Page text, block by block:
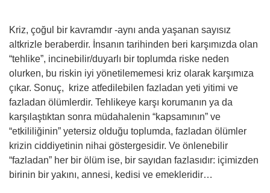
Kriz, çoğul bir kavramdır -aynı anda yaşanan sayısız
altkrizle beraberdir. İnsanın tarihinden beri karşımızda olan
“tehlike”, incinebilir/duyarlı bir toplumda riske neden
olurken, bu riskin iyi yönetilememesi kriz olarak karşımıza
çıkar. Sonuç, krize atfedilebilen fazladan yeti yitimi ve
fazladan ölümlerdir. Tehlikeye karşı korumanın ya da
karşılaştıktan sonra müdahalenin “kapsamının” ve
“etkililiğinin” yetersiz olduğu toplumda, fazladan ölümler
krizin ciddiyetinin nihai göstergesidir. Ve önlenebilir
“fazladan” her bir ölüm ise, bir sayıdan fazlasıdır: içimizden
birinin bir yakını, annesi, kedisi ve emekleridir…